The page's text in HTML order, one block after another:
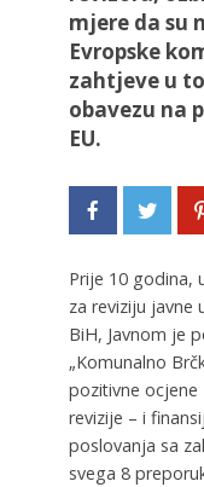
mjere da su
Evropske
zahtjeve u
obavezu na
EU.
Prije 10 godina,
za reviziju javne
BiH, Javnom je
„Komunalno
pozitivne
revizije – i
poslovanja sa
svega 8